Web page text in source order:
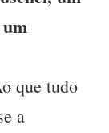
que tudo
a